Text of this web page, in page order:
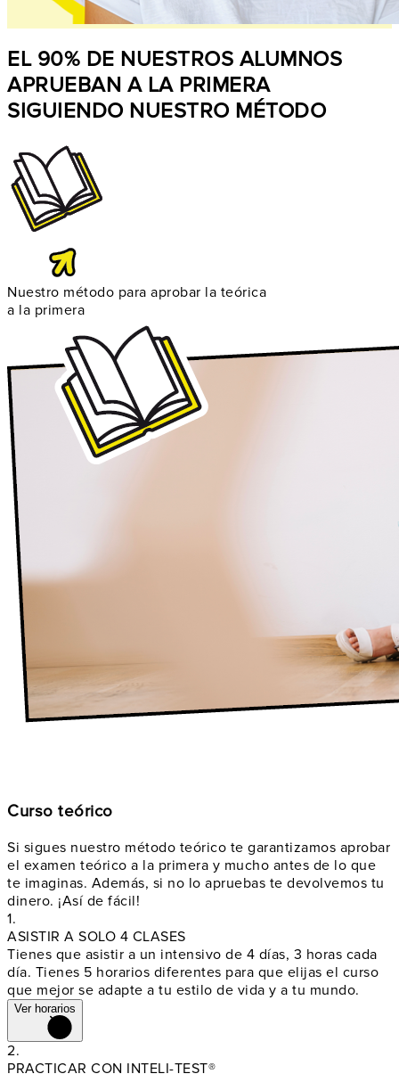
EL 90% DE NUESTROS ALUMNOS
APRUEBAN A LA PRIMERA
SIGUIENDO NUESTRO MÉTODO
Nuestro método para aprobar la teórica
a la primera
Curso teórico
Si sigues nuestro método teórico te garantizamos aprobar
el examen teórico a la primera y mucho antes de lo que
te imaginas. Además, si no lo apruebas te devolvemos tu
dinero. ¡Así de fácil!
1.
ASISTIR A SOLO 4 CLASES
Tienes que asistir a un intensivo de 4 días, 3 horas cada
día. Tienes 5 horarios diferentes para que elijas el curso
que mejor se adapte a tu estilo de vida y a tu mundo.
Ver horarios
2.
PRACTICAR CON INTELI-TEST®